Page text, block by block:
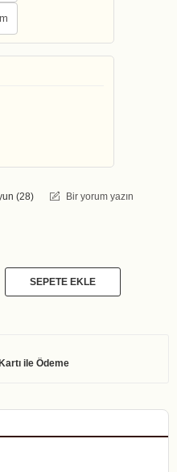
(28) Bir yorum yazın
SEPETE EKLE